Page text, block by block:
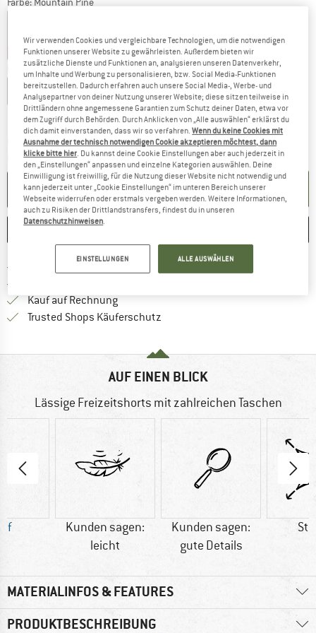
30% 35%
Grösse wählen:
S M L XL XXL
Grössentabelle
Lieferzeit: 3-5 WerktageDer Link öffnet sich in einer Infobox und
Menge:
IN DEN WARENKORB
MERKEN
Finde mehr Informationen zu den
Kauf auf RechnungFinde die Zahlungs-Infos hier! Öffnet
Trusted Shops Käuferschutz
AUF EINEN BLICK
Lässige Freizeitshorts mit zahlreichen Taschen
Kunden sagen:
leicht
Kunden sagen:
gute Details
MATERIALINFOS & FEATURES
PRODUKTBESCHREIBUNG
Wir verwenden Cookies und vergleichbare Technologien, um die notwendigen
Funktionen unserer Website zu gewährleisten. Außerdem bieten wir
zusätzliche Dienste und Funktionen an, analysieren unseren Datenverkehr,
um Inhalte und Werbung zu personalisieren, bzw. Social Media-Funktionen
bereitzustellen. Dadurch erfahren auch unsere Social Media-, Werbe- und
Analysepartner von deiner Nutzung unserer Website; diese sitzen teilweise in
Drittländern ohne angemessene Garantien zum Schutz deiner Daten, etwa vor
dem Zugriff durch Behörden. Durch Anklicken von „Alle auswählen“ erklärst du
dich damit einverstanden, dass wir so verfahren.Wenn du keine Cookies mit
Ausnahme der technisch notwendigen Cookie akzeptieren möchtest, dann
klicke bitte hier . Du kannst deine Cookie Einstellungen aber auch jederzeit in
den „Einstellungen“ anpassen und einzelne Kategorien auswählen. Deine
Einwilligung ist freiwillig, für die Nutzung dieser Website nicht notwendig und
kann jederzeit unter „Cookie Einstellungen“ im unteren Bereich unserer
Webseite widerrufen oder erstmals vergeben werden. Weitere Informationen,
auch zu Risiken der Drittlandstransfers, findest du in unseren
Datenschutzhinweisen
EINSTELLUNGEN ALLE AUSWÄHLEN